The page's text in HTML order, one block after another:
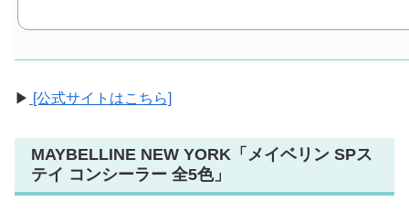
▶ [公式サイトはこちら]
MAYBELLINE NEW YORK「メイベリン SPス
テイ コンシーラー 全5色」